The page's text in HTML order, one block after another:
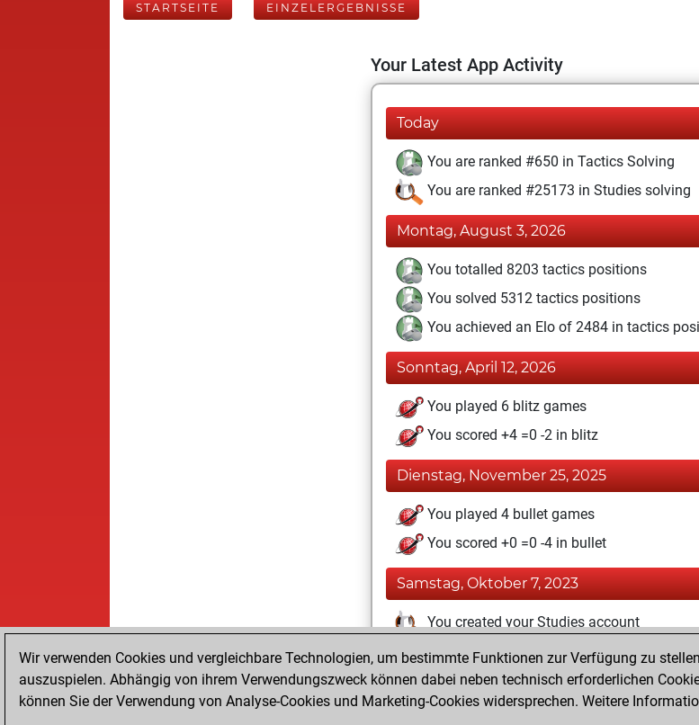
STARTSEITE EINZELERGEBNISSE
Your Latest App Activity
Today
You are ranked #650 in Tactics Solving
You are ranked #25173 in Studies solving
Montag, August 3, 2026
You totalled 8203 tactics positions
You solved 5312 tactics positions
You achieved an Elo of 2484 in tactics
Sonntag, April 12, 2026
You played 6 blitz games
You scored +4 =0 -2 in blitz
Dienstag, November 25, 2025
You played 4 bullet games
You scored +0 =0 -4 in bullet
Samstag, Oktober 7, 2023
You created your Studies account
Freitag, Oktober 6, 2023
You created your Fritz account
Wir verwenden Cookies und vergleichbare Technologien, um bestimmte Funktionen zur Verfügung zu
auszuspielen. Abhängig von ihrem Verwendungszweck können dabei neben technisch erforderlichen
können Sie der Verwendung von Analyse-Cookies und Marketing-Cookies widersprechen. Weitere